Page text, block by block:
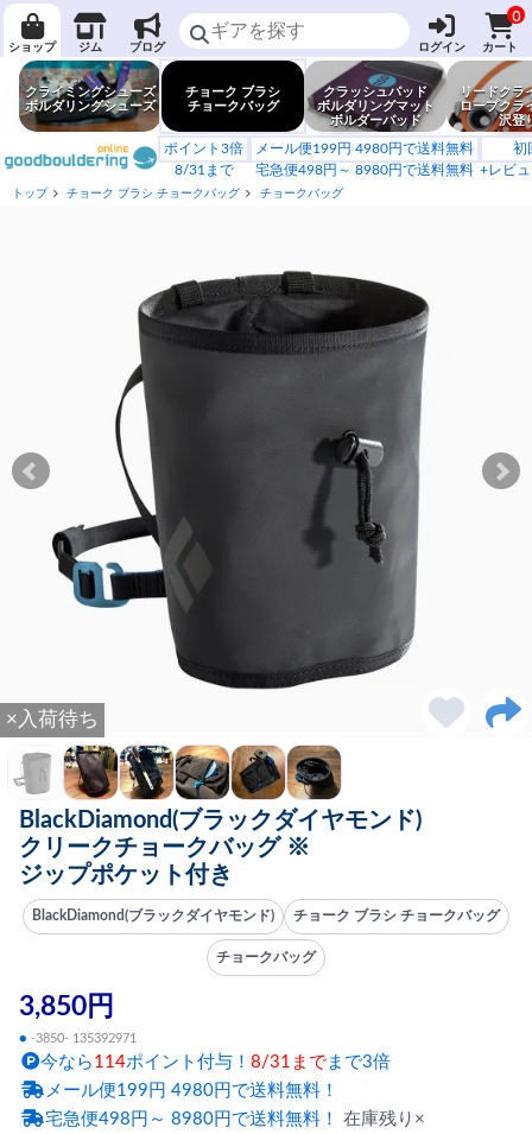
ショップ ジム ブログ ログイン
0
カート
クライミングシューズ
ボルダリングシューズ
チョーク ブラシ
チョークバッグ
クラッシュパッド
ボルダリングマット
ボルダーパッド
リードクラ
ロープクラ
沢登
ポイント3倍
8/31まで
メール便199円 4980円で送料無料
宅急便498円～ 8980円で送料無料
初
+レビ
トップ チョーク ブラシ チョークバッグ チョークバッグ
×入荷待ち
BlackDiamond(ブラックダイヤモンド)
クリークチョークバッグ ※
ジップポケット付き
BlackDiamond(ブラックダイヤモンド) チョーク ブラシ チョークバッグ
チョークバッグ
3,850円
● -3850- 135392971
今なら 114ポイント付与！ 8/31まで まで3倍
メール便199円 4980円で送料無料！
宅急便498円～ 8980円で送料無料！ 在庫残り×